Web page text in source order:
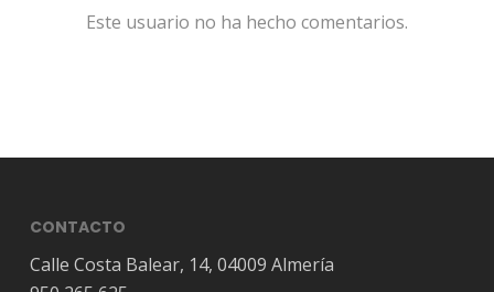
Este usuario no ha hecho comentarios.
CONTACTO
Calle Costa Balear, 14, 04009 Almería